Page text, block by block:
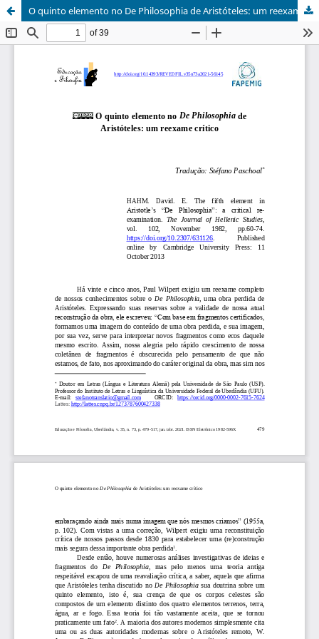
O quinto elemento no De Philosophia de Aristóteles: um reexame crítico